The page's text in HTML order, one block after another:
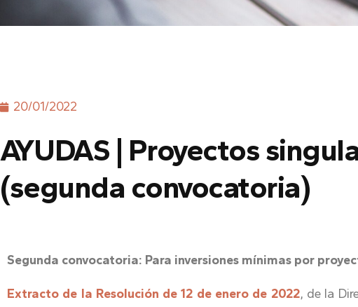
20/01/2022
AYUDAS | Proyectos
(segunda convocatoria)
Segunda convocatoria: Para inversiones mínimas por
Extracto de la Resolución de 12 de enero de 2022, de la